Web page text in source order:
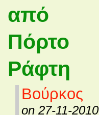
από
Πόρτο
Ράφτη
Βούρκος
on 27-11-2010